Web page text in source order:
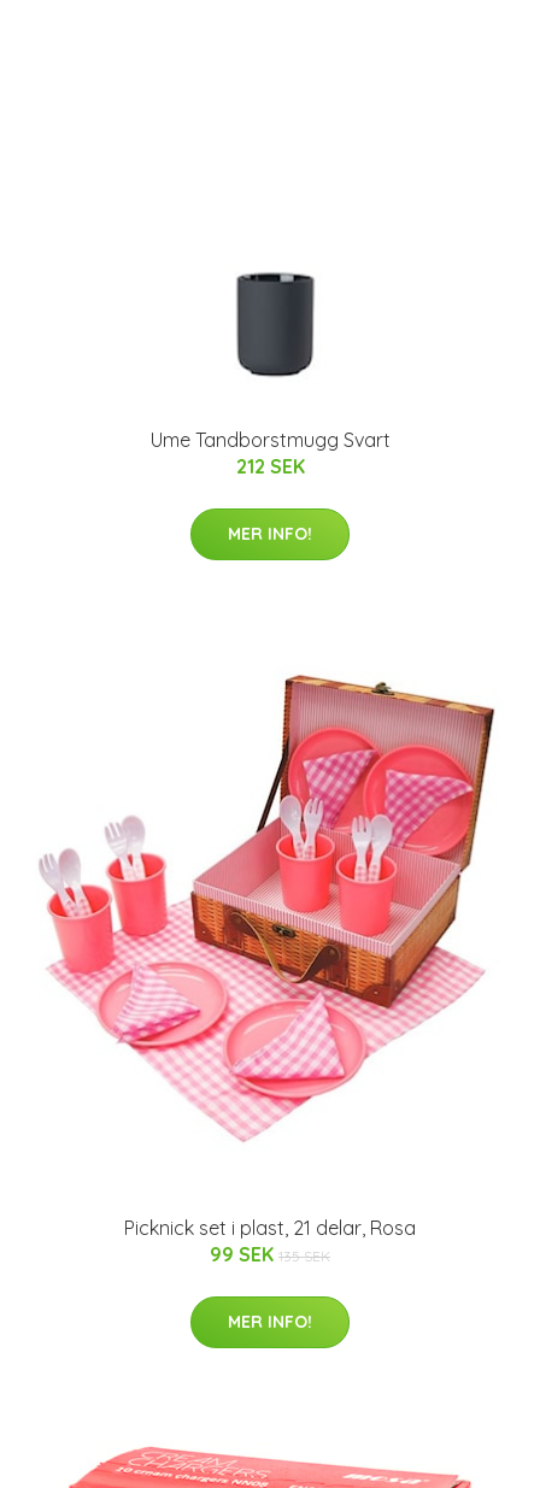
Ume Tandborstmugg Svart
212 SEK
MER INFO!
Picknick set i plast, 21 delar, Rosa
99 SEK 135 SEK
MER INFO!